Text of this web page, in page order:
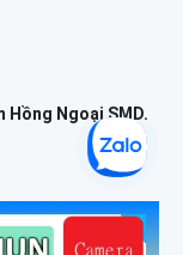
Hồng Ngoại SMD.